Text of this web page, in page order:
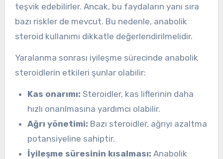
teşvik edebilirler. Ancak, bu faydaların yanı sıra
bazı riskler de mevcut. Bu nedenle, anabolik
steroid kullanımı dikkatle değerlendirilmelidir.
Yaralanma sonrası iyileşme sürecinde anabolik
steroidlerin etkileri şunlar olabilir:
Kas onarımı: Steroidler, kas liflerinin daha
hızlı onarılmasına yardımcı olabilir.
Ağrı yönetimi: Bazı steroidler, ağrıyı azaltma
potansiyeline sahiptir.
İyileşme süresinin kısalması: Anabolik